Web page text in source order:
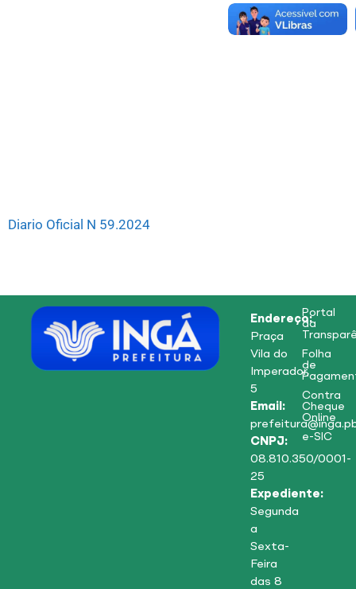
Diario Oficial N 59.2024
Endereço:
Praça
Vila do
Imperador,
5
Email:
CNPJ:
08.810.350/0001-
25
Expediente:
Segunda
a
Sexta-
Feira
das 8
Portal
da
Folha
de
Contra
Cheque
Online
e-SIC